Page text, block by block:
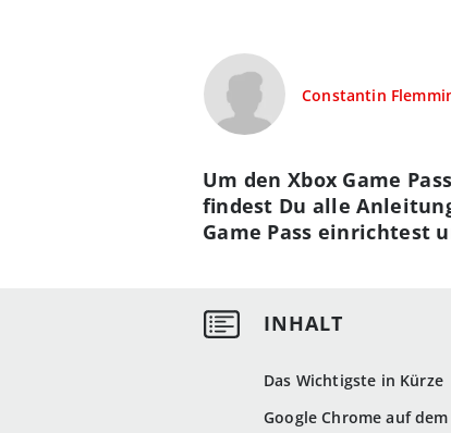
Constantin
Das Wichtigste in Kürze
Google Chrome auf
Um den Xbox Game
findest Du alle
Game Pass einrichtest